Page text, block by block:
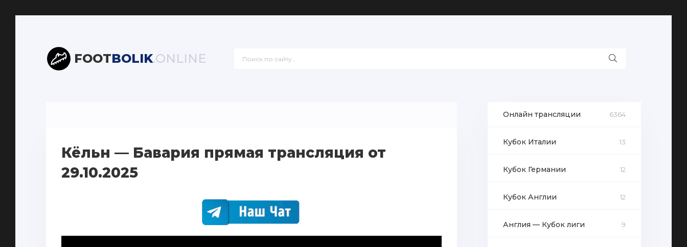
FOOTBOLIK.ONLINE
Кёльн — Бавария прямая трансляция от
29.10.2025
Онлайн трансляции 6364
Кубок Италии 13
Кубок Германии 12
Кубок Англии 12
Англия — Кубок лиги 9